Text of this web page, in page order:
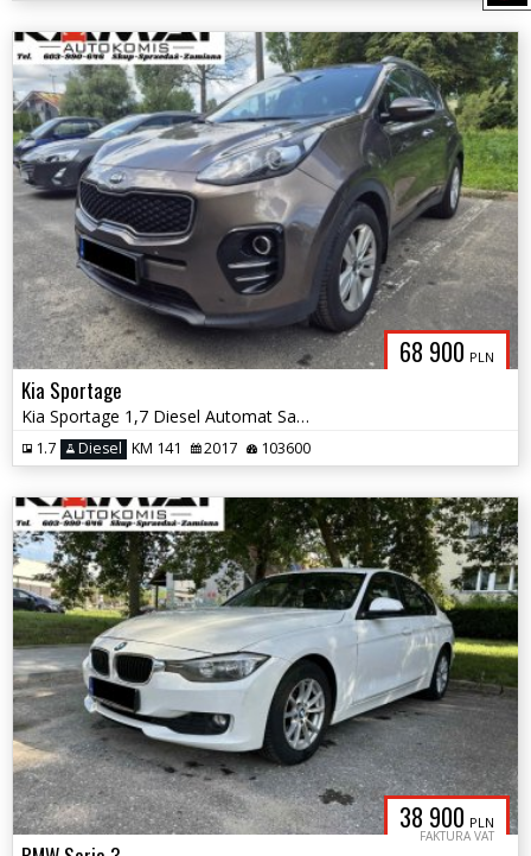
68 900 PLN
Kia Sportage
Kia Sportage 1,7 Diesel Automat Salon Pl 1-szy właściciel Zamiana
1.7 Diesel KM 141 2017 103600
38 900 PLN
FAKTURA VAT